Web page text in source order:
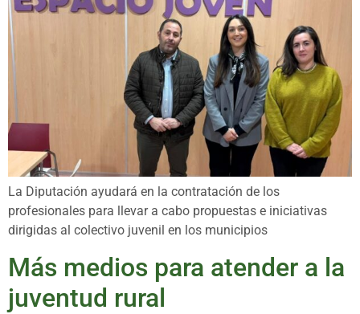
La Diputación ayudará en la contratación de los
profesionales para llevar a cabo propuestas e iniciativas
dirigidas al colectivo juvenil en los municipios
Más medios para atender a la
juventud rural